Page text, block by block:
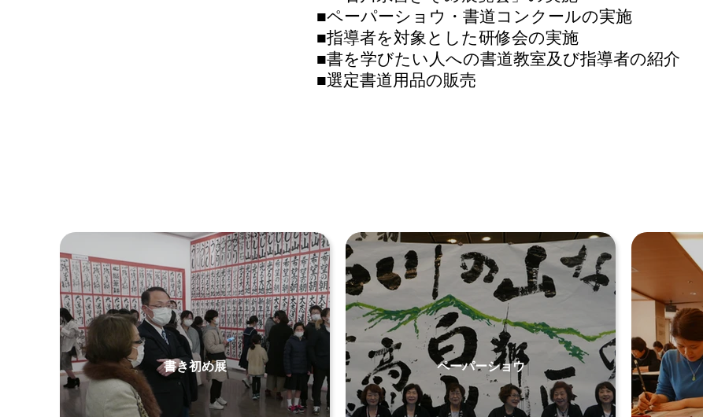
■ペーパーショウ・書道コンクールの実施
■指導者を対象とした研修会の実施
■書を学びたい人への書道教室及び指導者の紹介
■選定書道用品の販売
書き初め展 ペーパーショウ